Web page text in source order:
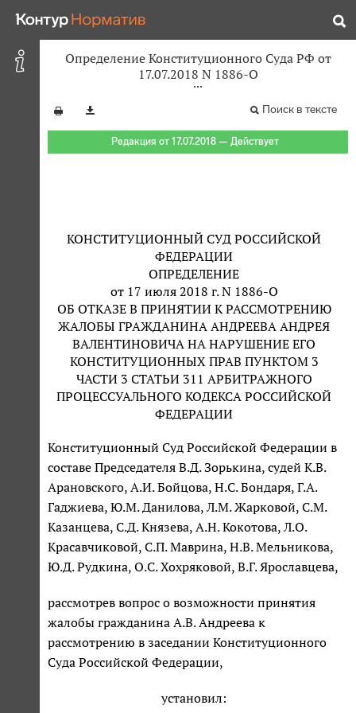
Определение Конституционного Суда РФ от
17.07.2018 N 1886-О
Поиск в тексте
Редакция от 17.07.2018 — Действует
КОНСТИТУЦИОННЫЙ СУД РОССИЙСКОЙ
ФЕДЕРАЦИИ
ОПРЕДЕЛЕНИЕ
от 17 июля 2018 г. N 1886-О
ОБ ОТКАЗЕ В ПРИНЯТИИ К РАССМОТРЕНИЮ
ЖАЛОБЫ ГРАЖДАНИНА АНДРЕЕВА АНДРЕЯ
ВАЛЕНТИНОВИЧА НА НАРУШЕНИЕ ЕГО
КОНСТИТУЦИОННЫХ ПРАВ ПУНКТОМ 3
ЧАСТИ 3 СТАТЬИ 311 АРБИТРАЖНОГО
ПРОЦЕССУАЛЬНОГО КОДЕКСА РОССИЙСКОЙ
ФЕДЕРАЦИИ
Конституционный Суд Российской Федерации в
составе Председателя В.Д. Зорькина, судей К.В.
Арановского, А.И. Бойцова, Н.С. Бондаря, Г.А.
Гаджиева, Ю.М. Данилова, Л.М. Жарковой, С.М.
Казанцева, С.Д. Князева, А.Н. Кокотова, Л.О.
Красавчиковой, С.П. Маврина, Н.В. Мельникова,
Ю.Д. Рудкина, О.С. Хохряковой, В.Г. Ярославцева,
рассмотрев вопрос о возможности принятия
жалобы гражданина А.В. Андреева к
рассмотрению в заседании Конституционного
Суда Российской Федерации,
установил: